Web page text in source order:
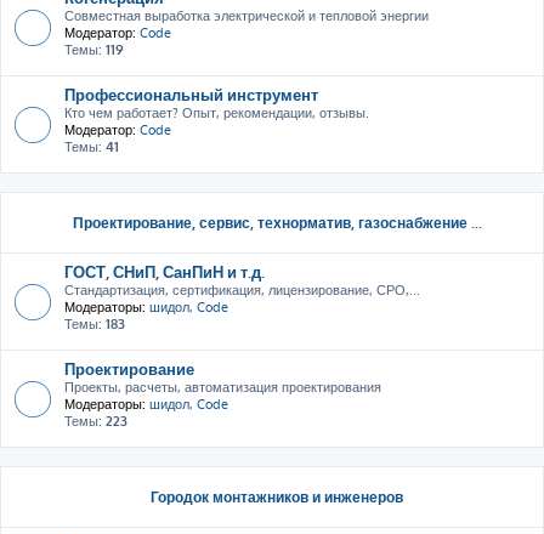
Совместная выработка электрической и тепловой энергии
Модератор: Code
Темы: 119
Профессиональный инструмент
Кто чем работает? Опыт, рекомендации, отзывы.
Модератор: Code
Темы: 41
Проектирование, сервис, тeхнорматив, газоснабжение ...
ГОСТ, СНиП, СанПиН и т.д.
Стандартизация, сертификация, лицензирование, СРО,...
Модераторы: шидол, Code
Темы: 183
Проектирование
Проекты, расчеты, автоматизация проектирования
Модераторы: шидол, Code
Темы: 223
Городок монтажников и инженеров